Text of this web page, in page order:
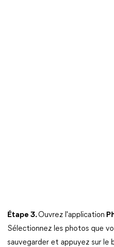
Étape 3.Ouvrez l'application
Sélectionnez les photos que
sauvegarder et appuyez sur le